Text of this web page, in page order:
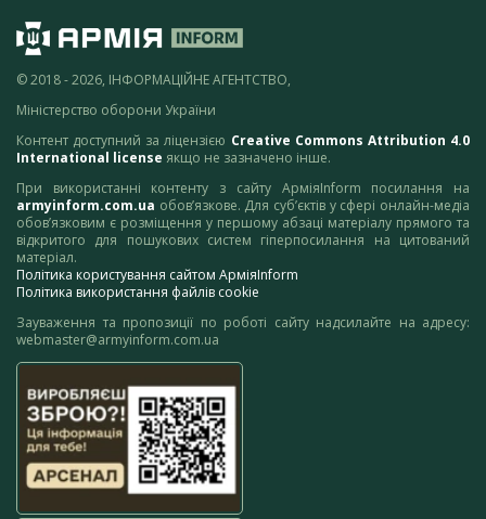
© 2018 - 2026, ІНФОРМАЦІЙНЕ АГЕНТСТВО,
Міністерство оборони України
Контент доступний за ліцензією Creative Commons Attribution 4.0
International license якщо не зазначено інше.
При використанні контенту з сайту АрміяInform посилання на
armyinform.com.ua обов’язкове. Для суб’єктів у сфері онлайн-медіа
обов’язковим є розміщення у першому абзаці матеріалу прямого та
відкритого для пошукових систем гіперпосилання на цитований
матеріал.
Політика користування сайтом АрміяInform
Політика використання файлів cookie
Зауваження та пропозиції по роботі сайту надсилайте на адресу:
webmaster@armyinform.com.ua